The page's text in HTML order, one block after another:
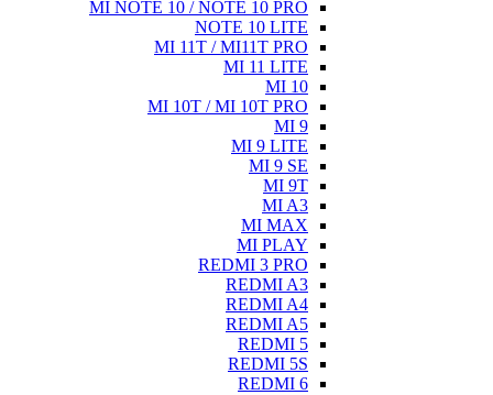
MI NOTE 10 / NOTE 10 PRO
NOTE 10 LITE
MI 11T / MI11T PRO
MI 11 LITE
MI 10T / MI 10T PRO
MI 9 LITE
MI 9 SE
MI MAX
MI PLAY
REDMI 3 PRO
REDMI A3
REDMI A4
REDMI A5
REDMI 5
REDMI 5S
REDMI 6